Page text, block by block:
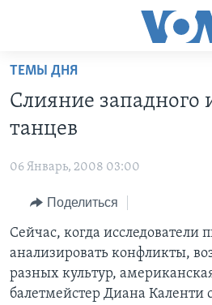
Перейти
основной
контент
навигации
Перейти
поиск
НОВОСТИ ЗА МИНУТУ
ИТОГИ
ПОЧЕМУ ЭТО ВАЖНО?
ДИСКУССИЯ VOA
ДЕТАЛИ
УЧИМ АНГЛИЙСКИЙ
НАША АМЕРИКАНСКАЯ ИСТОРИЯ
А КАК В АМЕРИКЕ?
АРТЕФАКТЫ
АМЕРИКАНСКИЕ ГОРОДКИ
ЭКСПЕРТИЗА
ИНТЕРВЬЮ
ФАКТЫ ПРОТИВ ФЕЙКОВ
ЗА СВОБОДУ ПРЕССЫ
УЧИМ АНГЛИЙСКИЙ
ТЕМЫ ДНЯ
Слияние западного
танцев
06 Январь, 2008 03:00
Поделиться
Сейчас, когда исследователи
анализировать конфликты,
разных культур,
балетмейстер Диана Каленти